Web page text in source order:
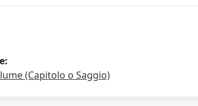
(Capitolo o Saggio)